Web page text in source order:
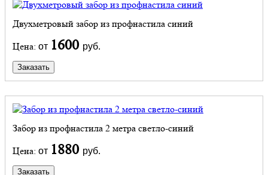
Двухметровый забор из профнастила синий
Цена: от 1600 руб.
Заказать
Забор из профнастила 2 метра светло-синий
Цена: от 1880 руб.
Заказать